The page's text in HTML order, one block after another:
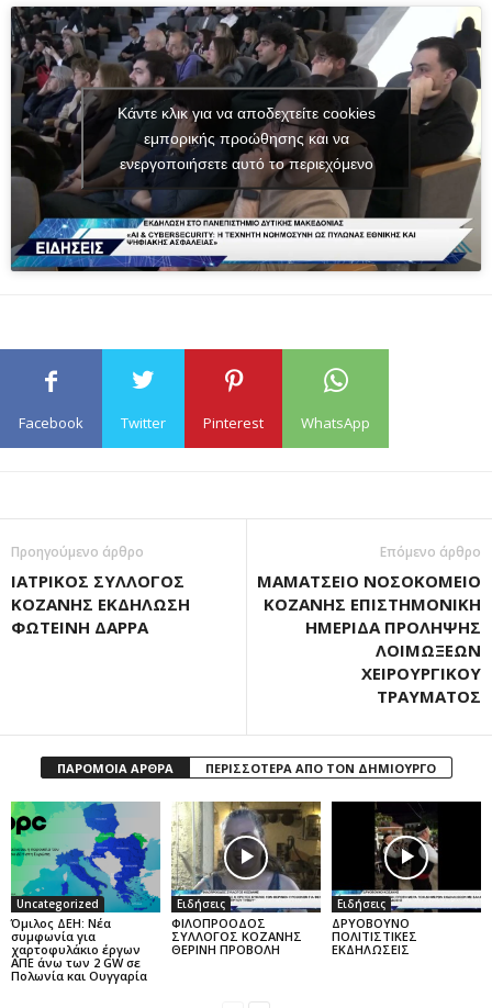
Κάντε κλικ για να αποδεχτείτε cookies
εμπορικής προώθησης και να
ενεργοποιήσετε αυτό το περιεχόμενο
Facebook Twitter Pinterest WhatsApp
Προηγούμενο άρθρο
ΙΑΤΡΙΚΟΣ ΣΥΛΛΟΓΟΣ
ΚΟΖΑΝΗΣ ΕΚΔΗΛΩΣΗ
ΦΩΤΕΙΝΗ ΔΑΡΡΑ
Επόμενο άρθρο
ΜΑΜΑΤΣΕΙΟ ΝΟΣΟΚΟΜΕΙΟ
ΚΟΖΑΝΗΣ ΕΠΙΣΤΗΜΟΝΙΚΗ
ΗΜΕΡΙΔΑ ΠΡΟΛΗΨΗΣ
ΛΟΙΜΩΞΕΩΝ
ΧΕΙΡΟΥΡΓΙΚΟΥ
ΤΡΑΥΜΑΤΟΣ
ΠΑΡΟΜΟΙΑ ΑΡΘΡΑ ΠΕΡΙΣΣΟΤΕΡΑ ΑΠΟ ΤΟΝ ΔΗΜΙΟΥΡΓΟ
Uncategorized
Όμιλος ΔΕΗ: Νέα
συμφωνία για
χαρτοφυλάκιο έργων
ΑΠΕ άνω των 2 GW σε
Πολωνία και Ουγγαρία
Ειδήσεις
ΦΙΛΟΠΡΟΟΔΟΣ
ΣΥΛΛΟΓΟΣ ΚΟΖΑΝΗΣ
ΘΕΡΙΝΗ ΠΡΟΒΟΛΗ
Ειδήσεις
ΔΡΥΟΒΟΥΝΟ
ΠΟΛΙΤΙΣΤΙΚΕΣ
ΕΚΔΗΛΩΣΕΙΣ